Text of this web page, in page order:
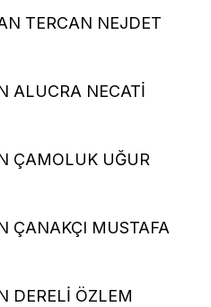
TERCAN NEJDET
ALUCRA NECATİ
ÇAMOLUK UĞUR
ÇANAKÇI MUSTAFA
DERELİ ÖZLEM